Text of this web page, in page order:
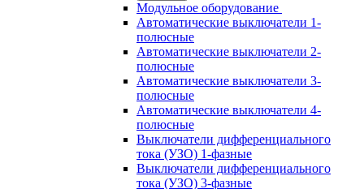
Модульное оборудование
Автоматические выключатели 1-
полюсные
Автоматические выключатели 2-
полюсные
Автоматические выключатели 3-
полюсные
Автоматические выключатели 4-
полюсные
Выключатели дифференциального
тока (УЗО) 1-фазные
Выключатели дифференциального
тока (УЗО) 3-фазные